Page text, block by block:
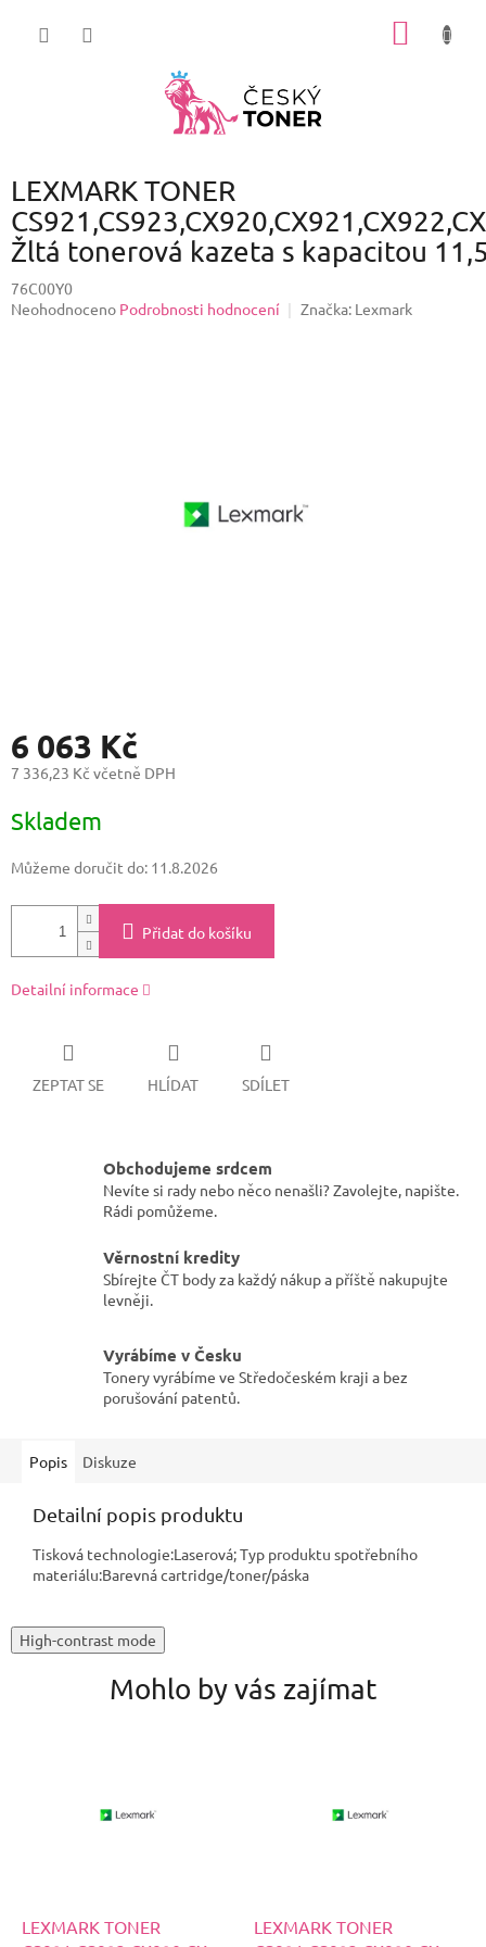
LEXMARK TONER
Žltá tonerová kazeta s kapacitou
76C00Y0
Průměrné
Neohodnoceno Podrobnosti hodnocení Značka: Lexmark
6 063 Kč
7 336,23 Kč včetně DPH
cena:
Skladem
Můžeme doručit do: 11.8.2026
Přidat do košíku
Detailní informace
ZEPTAT SE HLÍDAT SDÍLET
Obchodujeme srdcem
Nevíte si rady nebo něco nenašli? Zavolejte, napište.
Rádi pomůžeme.
Věrnostní kredity
Sbírejte ČT body za každý nákup a příště nakupujte
levněji.
Vyrábíme v Česku
Tonery vyrábíme ve Středočeském kraji a bez
porušování patentů.
Popis Diskuze
Detailní popis produktu
Tisková technologie:Laserová; Typ produktu spotřebního
materiálu:Barevná cartridge/toner/páska
High-contrast mode
Mohlo by vás zajímat
LEXMARK TONER
LEXMARK TONER